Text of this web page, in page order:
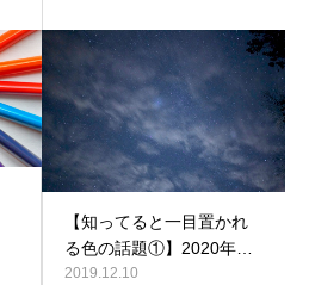
【知ってると一目置かれ
る色の話題①】2020年…
2019.12.10